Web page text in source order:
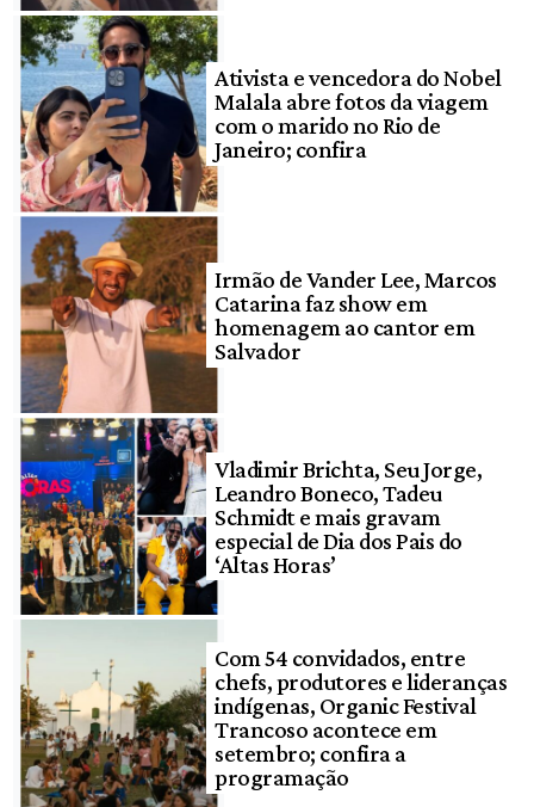
Ativista e vencedora do Nobel
Malala abre fotos da viagem
com o marido no Rio de
Janeiro; confira
Irmão de Vander Lee, Marcos
Catarina faz show em
homenagem ao cantor em
Salvador
Vladimir Brichta, Seu Jorge,
Leandro Boneco, Tadeu
Schmidt e mais gravam
especial de Dia dos Pais do
‘Altas Horas’
Com 54 convidados, entre
chefs, produtores e lideranças
indígenas, Organic Festival
Trancoso acontece em
setembro; confira a
programação